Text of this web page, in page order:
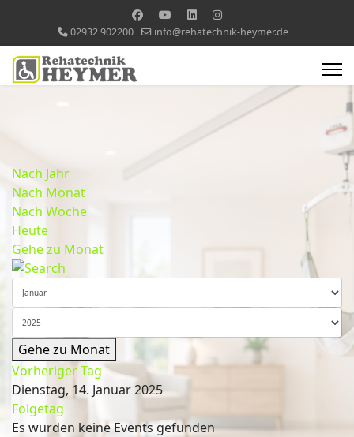
02932 902200 info@rehatechnik-heymer.de
Nach Jahr
Nach Monat
Nach Woche
Heute
Gehe zu Monat
Gehe zu Monat
Vorheriger Tag
Dienstag, 14. Januar 2025
Folgetag
Es wurden keine Events gefunden